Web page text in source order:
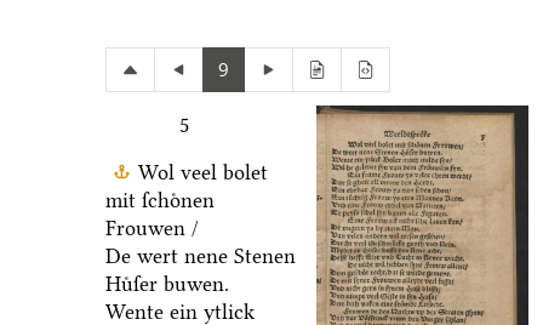
9
5
Wol veel bolet
mit ſchoͤnen
Frouwen /
De wert nene Stenen
Huͤſer buwen.
Wente ein ytlick